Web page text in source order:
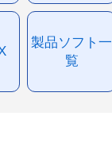
製品ソフト一
覧